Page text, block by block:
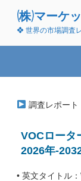
ン
(株)マーケ
❖ 世界の市場調査
調査レポート
VOCロータ
2026年-
• 英文タイトル：